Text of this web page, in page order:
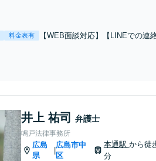
日・夜間相談可】
料金表有
【WEB面談対応】【LINEでの連
井上 祐司 弁護士
鳴戸法律事務所
広島
県
|
広島市中
区
本通駅 から徒
分